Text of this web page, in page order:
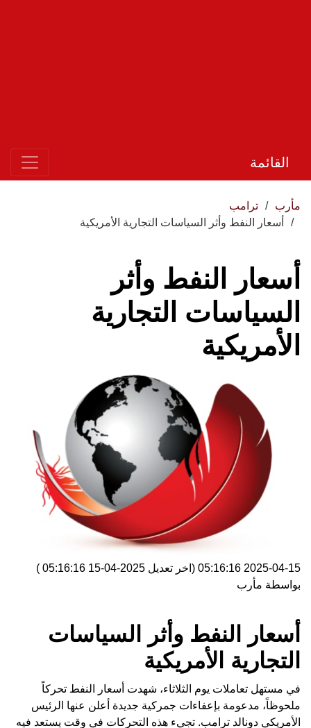
القائمة
مأرب
ترامب
أسعار النفط وأثر السياسات التجارية الأمريكية
أسعار النفط وأثر
السياسات التجارية
الأمريكية
2025-04-15 05:16:16 (اخر تعديل 2025-04-15 05:16:16
)
بواسطة مأرب
أسعار النفط وأثر السياسات
التجارية الأمريكية
في مستهل تعاملات يوم الثلاثاء، شهدت أسعار النفط تحركاً
ملحوظاً، مدعومة بإعفاءات جمركية جديدة أعلن عنها الرئيس
الأمريكي دونالد ترامب. تجيء هذه التحركات في وقت يستعد فيه